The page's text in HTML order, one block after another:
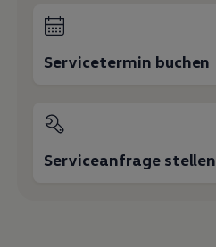
Servicetermin buchen
Serviceanfrage stellen